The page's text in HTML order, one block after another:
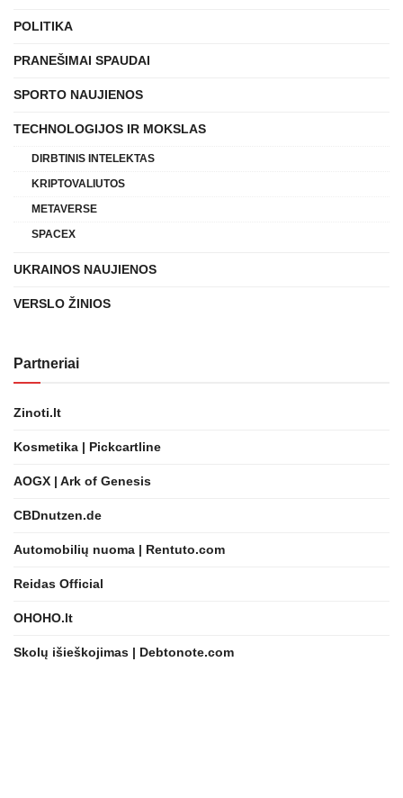
POLITIKA
PRANEŠIMAI SPAUDAI
SPORTO NAUJIENOS
TECHNOLOGIJOS IR MOKSLAS
DIRBTINIS INTELEKTAS
KRIPTOVALIUTOS
METAVERSE
SPACEX
UKRAINOS NAUJIENOS
VERSLO ŽINIOS
Partneriai
Zinoti.lt
Kosmetika | Pickcartline
AOGX | Ark of Genesis
CBDnutzen.de
Automobilių nuoma | Rentuto.com
Reidas Official
OHOHO.lt
Skolų išieškojimas | Debtonote.com